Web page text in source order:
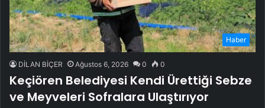
Haber
DİLAN BİÇER Ağustos 6, 2026 0 0
Keçiören Belediyesi Kendi Ürettiği Sebze
ve Meyveleri Sofralara Ulaştırıyor